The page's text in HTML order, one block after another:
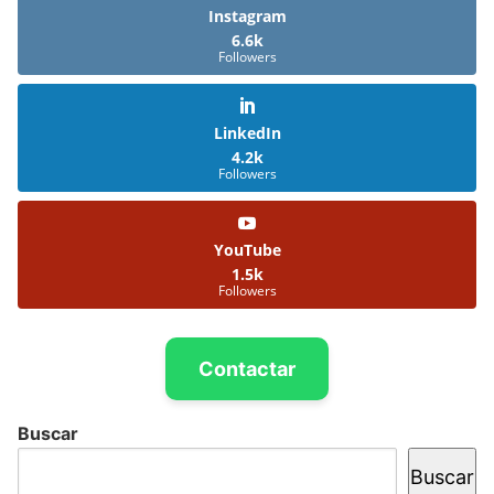
Instagram
6.6k
Followers
LinkedIn
4.2k
Followers
YouTube
1.5k
Followers
Contactar
Buscar
Buscar